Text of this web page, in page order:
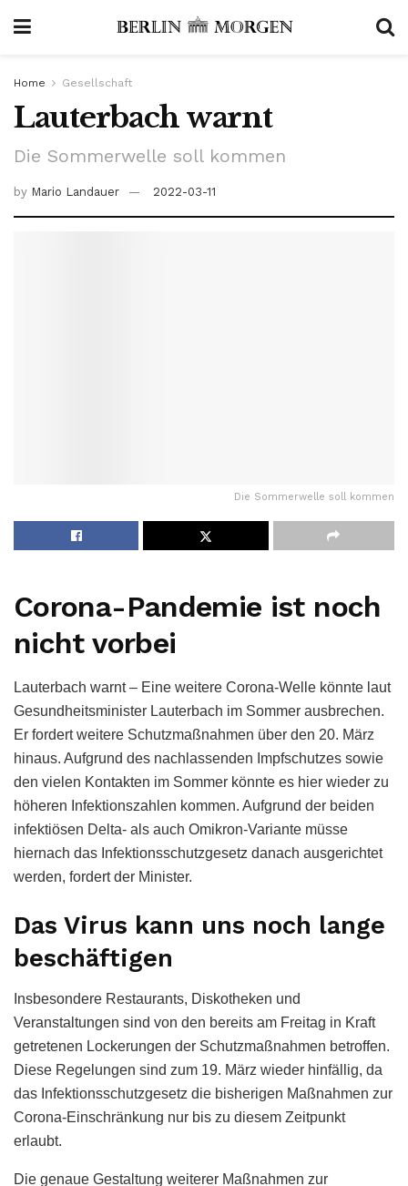
Home Gesellschaft
Lauterbach warnt
Die Sommerwelle soll kommen
by Mario Landauer 2022-03-11
Die Sommerwelle soll kommen
Corona-Pandemie ist noch
nicht vorbei
Lauterbach warnt – Eine weitere Corona-Welle könnte laut
Gesundheitsminister Lauterbach im Sommer ausbrechen.
Er fordert weitere Schutzmaßnahmen über den 20. März
hinaus. Aufgrund des nachlassenden Impfschutzes sowie
den vielen Kontakten im Sommer könnte es hier wieder zu
höheren Infektionszahlen kommen. Aufgrund der beiden
infektiösen Delta- als auch Omikron-Variante müsse
hiernach das Infektionsschutzgesetz danach ausgerichtet
werden, fordert der Minister.
Das Virus kann uns noch lange
beschäftigen
Insbesondere Restaurants, Diskotheken und
Veranstaltungen sind von den bereits am Freitag in Kraft
getretenen Lockerungen der Schutzmaßnahmen betroffen.
Diese Regelungen sind zum 19. März wieder hinfällig, da
das Infektionsschutzgesetz die bisherigen Maßnahmen zur
Corona-Einschränkung nur bis zu diesem Zeitpunkt
erlaubt.
Die genaue Gestaltung weiterer Maßnahmen zur